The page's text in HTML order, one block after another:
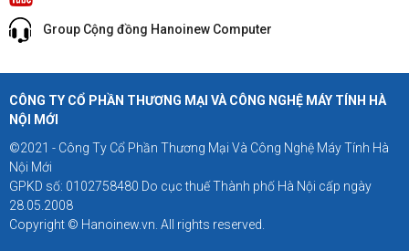
Group Cộng đồng Hanoinew Computer
CÔNG TY CỔ PHẦN THƯƠNG MẠI VÀ CÔNG NGHỆ MÁY TÍNH HÀ
NỘI MỚI
©2021 - Công Ty Cổ Phần Thương Mại Và Công Nghệ Máy Tính Hà
Nội Mới
GPKD số: 0102758480 Do cục thuế Thành phố Hà Nội cấp ngày
28.05.2008
Copyright © Hanoinew.vn. All rights reserved.